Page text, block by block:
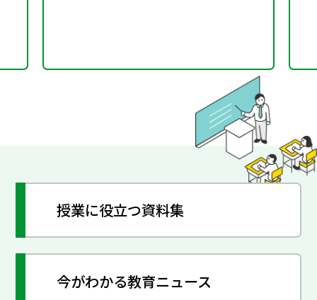
授業に役立つ資料集
今がわかる教育ニュース